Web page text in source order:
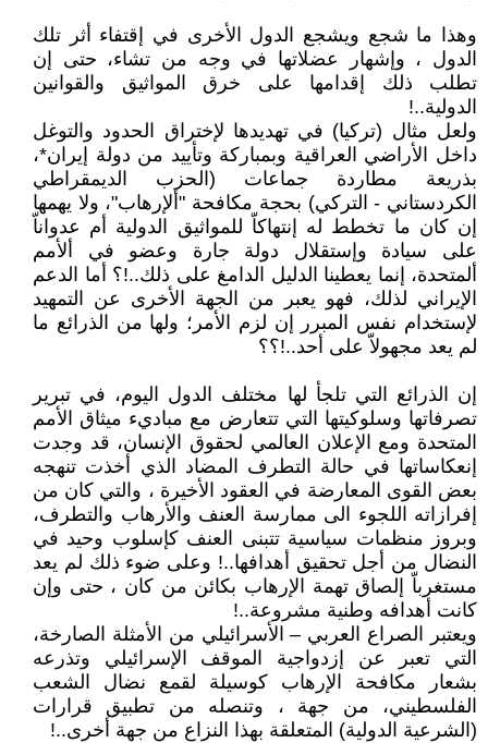
وهذا ما شجع ويشجع الدول الأخرى في إقتفاء أثر تلك
الدول ، وإشهار عضلاتها في وجه من تشاء، حتى إن
تطلب ذلك إقدامها على خرق المواثيق والقوانين
الدولية..!
ولعل مثال (تركيا) في تهديدها لإختراق الحدود والتوغل
داخل الأراضي العراقية وبمباركة وتأييد من دولة إيران*،
بذريعة مطاردة جماعات (الحزب الديمقراطي
الكردستاني - التركي) بحجة مكافحة "ألإرهاب"، ولا يهمها
إن كان ما تخطط له إنتهاكاّ للمواثيق الدولية أم عدواناّ
على سيادة وإستقلال دولة جارة وعضو في ألأمم
ألمتحدة، إنما يعطينا الدليل الدامغ على ذلك..!؟ أما الدعم
الإيراني لذلك، فهو يعبر من الجهة الأخرى عن التمهيد
لإستخدام نفس المبرر إن لزم الأمر؛ ولها من الذرائع ما
لم يعد مجهولاّ على أحد..!؟؟
إن الذرائع التي تلجأ لها مختلف الدول اليوم، في تبرير
تصرفاتها وسلوكيتها التي تتعارض مع مباديء ميثاق الأمم
المتحدة ومع الإعلان العالمي لحقوق الإنسان، قد وجدت
إنعكاساتها في حالة التطرف المضاد الذي أخذت تنهجه
بعض القوى المعارضة في العقود الأخيرة ، والتي كان من
إفرازاته اللجوء الى ممارسة العنف والأرهاب والتطرف،
وبروز منظمات سياسية تتبنى العنف كإسلوب وحيد في
النضال من أجل تحقيق أهدافها..! وعلى ضوء ذلك لم يعد
مستغرباّ إلصاق تهمة الإرهاب بكائن من كان ، حتى وإن
كانت أهدافه وطنية مشروعة..!
ويعتبر الصراع العربي – الأسرائيلي من الأمثلة الصارخة،
التي تعبر عن إزدواجية الموقف الإسرائيلي وتذرعه
بشعار مكافحة الإرهاب كوسيلة لقمع نضال الشعب
الفلسطيني، من جهة ، وتنصله من تطبيق قرارات
(الشرعية الدولية) المتعلقة بهذا النزاع من جهة أخرى..!